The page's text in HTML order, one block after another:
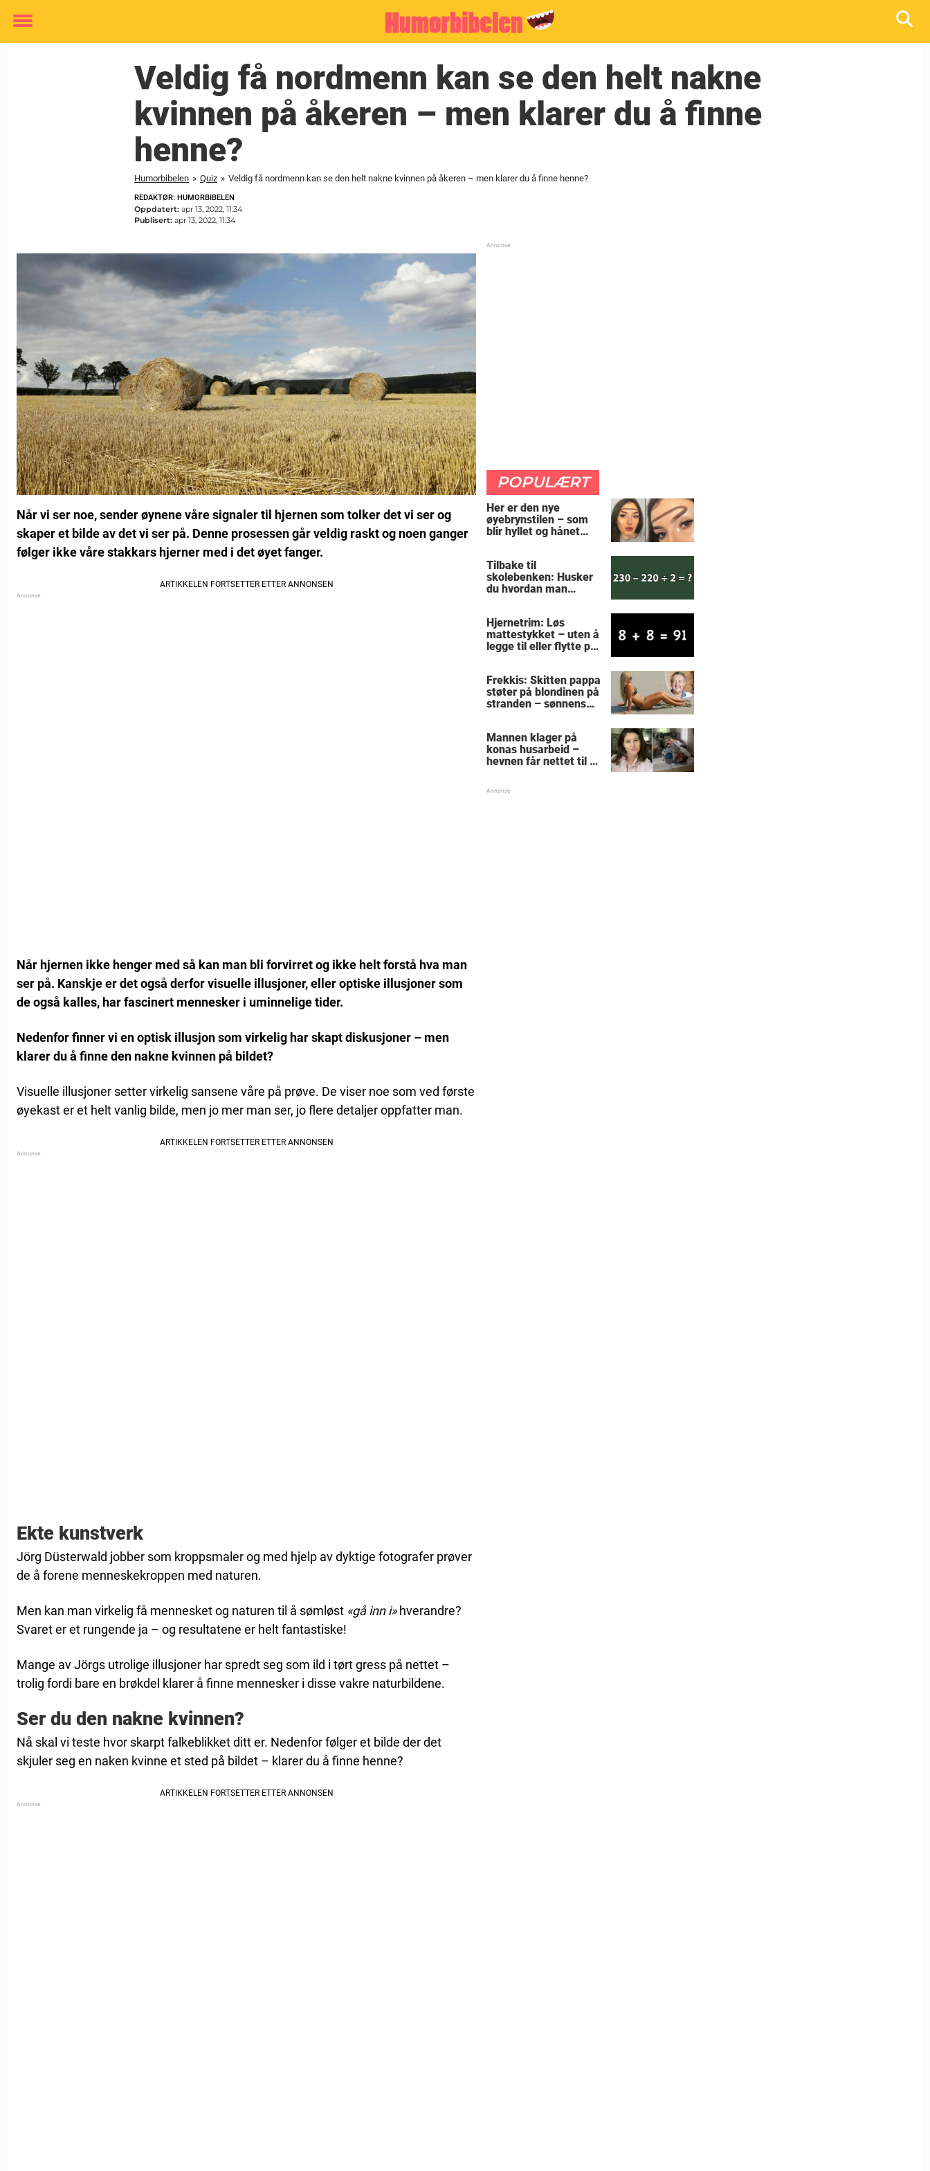
Toggle
Veldig få nordmenn kan se den helt nakne
kvinnen på åkeren – men klarer du å finne
henne?
Humorbibelen » Quiz » Veldig få nordmenn kan se den helt nakne kvinnen på åkeren – men klarer du å finne henne?
REDAKTØR: HUMORBIBELEN
Oppdatert: apr 13, 2022, 11:34
Publisert: apr 13, 2022, 11:34
Når vi ser noe, sender øynene våre signaler til hjernen som tolker det vi ser og
skaper et bilde av det vi ser på. Denne prosessen går veldig raskt og noen ganger
følger ikke våre stakkars hjerner med i det øyet fanger.
Når hjernen ikke henger med så kan man bli forvirret og ikke helt forstå hva man
ser på. Kanskje er det også derfor visuelle illusjoner, eller optiske illusjoner som
de også kalles, har fascinert mennesker i uminnelige tider.
Nedenfor finner vi en optisk illusjon som virkelig har skapt diskusjoner – men
klarer du å finne den nakne kvinnen på bildet?
Visuelle illusjoner setter virkelig sansene våre på prøve. De viser noe som ved første
øyekast er et helt vanlig bilde, men jo mer man ser, jo flere detaljer oppfatter man.
Ekte kunstverk
Jörg Düsterwald jobber som kroppsmaler og med hjelp av dyktige fotografer prøver
de å forene menneskekroppen med naturen.
Men kan man virkelig få mennesket og naturen til å sømløst «gå inn i»hverandre?
Svaret er et rungende ja – og resultatene er helt fantastiske!
Mange av Jörgs utrolige illusjoner har spredt seg som ild i tørt gress på nettet –
trolig fordi bare en brøkdel klarer å finne mennesker i disse vakre naturbildene.
Ser du den nakne kvinnen?
Nå skal vi teste hvor skarpt falkeblikket ditt er. Nedenfor følger et bilde der det
skjuler seg en naken kvinne et sted på bildet – klarer du å finne henne?
POPULÆRT
Her er den nye
øyebrynstilen – som
blir hyllet og hånet
Tilbake til
skolebenken: Husker
du hvordan man
Hjernetrim: Løs
mattestykket – uten å
legge til eller flytte på
Frekkis: Skitten pappa
støter på blondinen på
stranden – sønnens
gråte
Mannen klager på
konas husarbeid –
hevnen får nettet til å